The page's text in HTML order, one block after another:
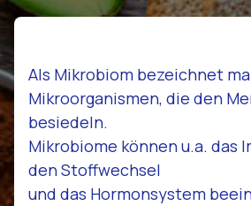
Als Mikrobiom bezeichnet
Mikroorganismen, die den
besiedeln.
Mikrobiome können u.a. das
den Stoffwechsel
und das Hormonsystem